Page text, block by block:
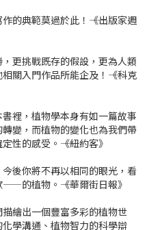
的典範莫過於此！――《出版家週
更挑戰既存的假設，更為人類
關入門作品所能企及！――《科克
裡，植物學本身有如一篇故事
變，而植物的變化也為我們帶
的感受。――《紐約客》
後你將不再以相同的眼光，看
的植物。――《華爾街日報》
繪出一個豐富多彩的植物世
學溝通、植物智力的科學辯